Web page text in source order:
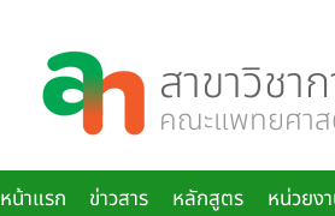
สาขาวิชา
คณะแพทยศา
หน้าแรก ข่าวสาร หลักสูตร หน่วยง